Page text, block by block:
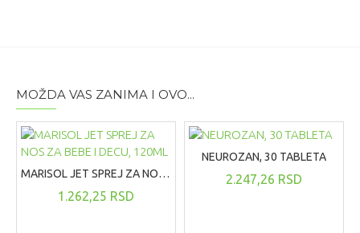
MOŽDA VAS ZANIMA I OVO...
MARISOL JET SPREJ ZA NOS ZA BEBE I DECU, 120ML
1.262,25 RSD
NEUROZAN, 30 TABLETA
2.247,26 RSD